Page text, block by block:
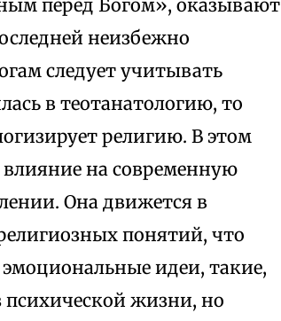
перед Богом», оказывают
неизбежно
следует учитывать
в теотанатологию, то
религию. В этом
влияние на современную
Она движется в
понятий, что
эмоциональные идеи, такие,
психической жизни, но